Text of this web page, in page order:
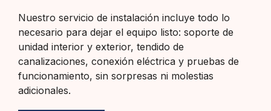
Nuestro servicio de instalación incluye todo lo
necesario para dejar el equipo listo: soporte de
unidad interior y exterior, tendido de
canalizaciones, conexión eléctrica y pruebas de
funcionamiento, sin sorpresas ni molestias
adicionales.